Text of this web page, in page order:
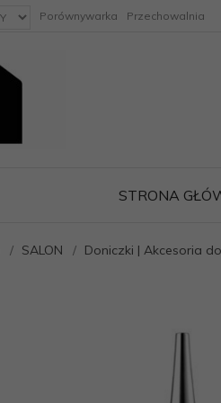
Porównywarka Przechowalnia
STRONA
SALON Doniczki | Akcesoria